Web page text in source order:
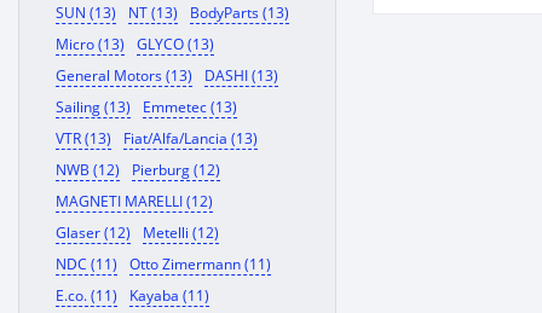
SUN (13)
NT (13)
BodyParts (13)
Micro (13)
GLYCO (13)
General Motors (13)
DASHI (13)
Sailing (13)
Emmetec (13)
VTR (13)
Fiat/Alfa/Lancia (13)
NWB (12)
Pierburg (12)
MAGNETI MARELLI (12)
Glaser (12)
Metelli (12)
NDC (11)
Otto Zimermann (11)
E.co. (11)
Kayaba (11)